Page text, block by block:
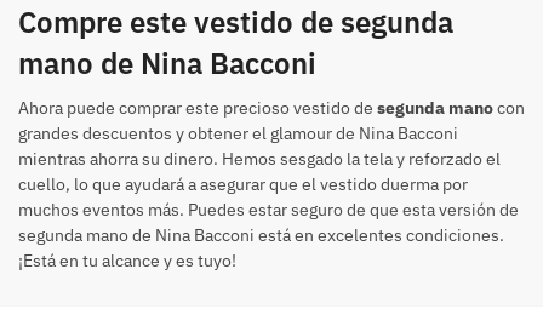
Compre este vestido de segunda
mano de Nina Bacconi
Ahora puede comprar este precioso vestido de segunda manocon
grandes descuentos y obtener el glamour de Nina Bacconi
mientras ahorra su dinero. Hemos sesgado la tela y reforzado el
cuello, lo que ayudará a asegurar que el vestido duerma por
muchos eventos más. Puedes estar seguro de que esta versión de
segunda mano de Nina Bacconi está en excelentes condiciones.
¡Está en tu alcance y es tuyo!